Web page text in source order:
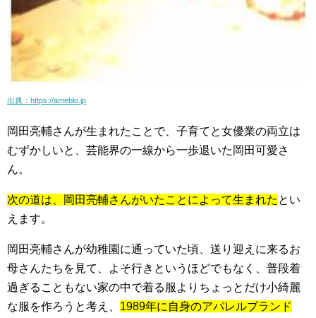
出典：https://ameblo.jp
岡田亮輔さんが生まれたことで、子育てと女優業の両立は
むずかしいと、 芸能界の一線から一歩退いた 岡田可愛さ
ん。
次の道は、岡田亮輔さんがいたことによって生まれた とい
えます。
岡田亮輔さんが幼稚園に通っていた頃、送り迎えに来るお
母さんたちを見て、よそ行きというほどでもなく、普段着
過ぎることもない家の中で着る服よりちょっとだけ小綺麗
な服を作ろうと考え、 1989年に自身のアパレルブランド